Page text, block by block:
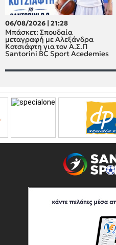
06/08/2026 | 21:28
Μπάσκετ: Σπουδαία
μεταγραφή με Αλεξάνδρα
Κοτσιάφτη για τον A.Σ.Π
Santorini BC Sport Acedemies